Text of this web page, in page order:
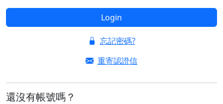
Login
忘記密碼?
重寄認證信
還沒有帳號嗎？